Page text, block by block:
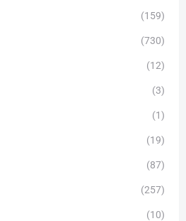
(159)
(730)
(12)
(3)
(1)
(19)
(87)
(257)
(10)